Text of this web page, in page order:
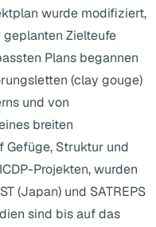
wurde modifiziert,
Zielteufe
Plans begannen
(clay gouge)
und von
breiten
Struktur und
Projekten, wurden
(Japan) und SATREPS
sind bis auf das